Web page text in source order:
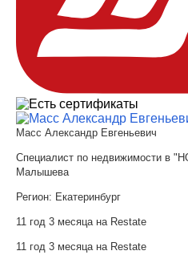
Масс Александр Евгеньевич
Специалист по недвижимости в
Малышева
Регион: Екатеринбург
11 год 3 месяца на Restate
11 год 3 месяца на Restate